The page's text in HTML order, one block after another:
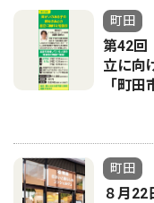
町田
第42回
立に向
「町
町田
８月